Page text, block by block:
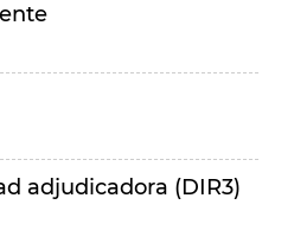
adjudicadora (DIR3)